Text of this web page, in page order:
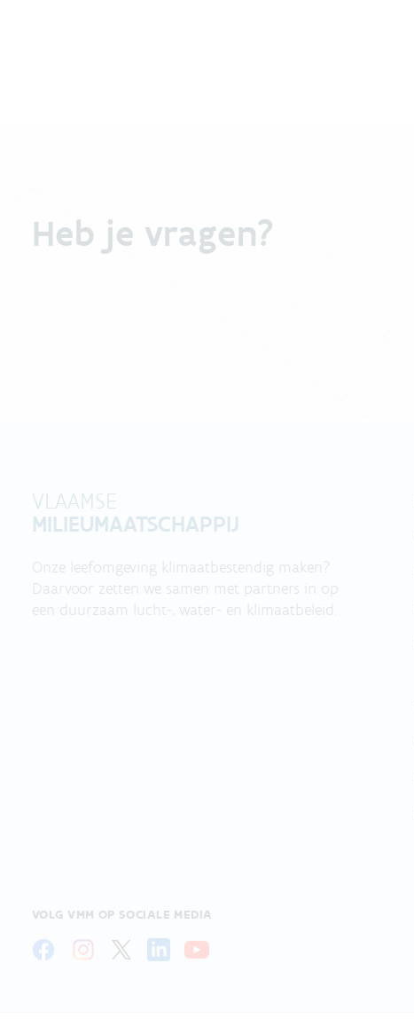
Heb je vragen?
VLAAMSE
MILIEUMAATSCHAPPIJ
Onze leefomgeving klimaatbestendig maken?
Daarvoor zetten we samen met partners in op
een duurzaam lucht-, water- en klimaatbeleid.
VOLG VMM OP SOCIALE MEDIA